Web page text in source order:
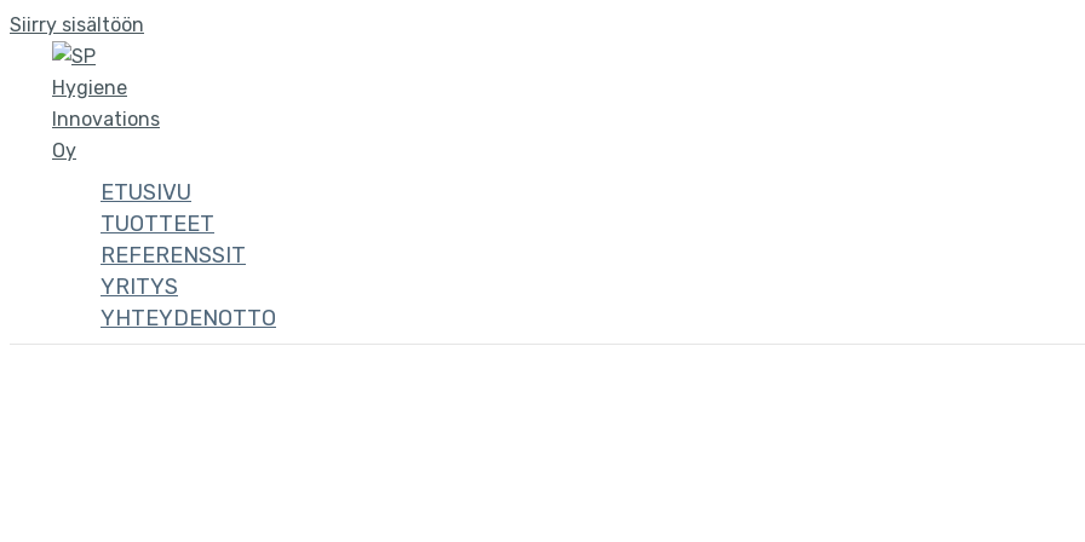
Siirry sisältöön
ETUSIVU
TUOTTEET
REFERENSSIT
YRITYS
YHTEYDENOTTO